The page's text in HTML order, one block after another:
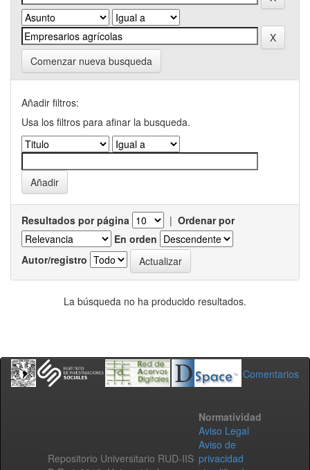
Comenzar nueva busqueda
Añadir filtros:
Usa los filtros para afinar la busqueda.
Resultados por página | Ordenar por
En orden
Autor/registro
La búsqueda no ha producido resultados.
Comentarios
Repositorio Universitario RUD-IIS
Normatividad
Aviso Legal
Aviso de
privacidad